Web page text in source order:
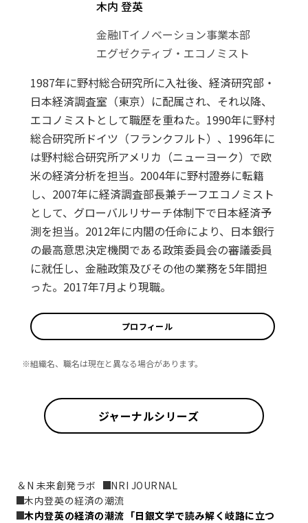
木内 登英
金融ITイノベーション事業本部
エグゼクティブ・エコノミスト
1987年に野村総合研究所に入社後、経済研究部・
日本経済調査室（東京）に配属され、それ以降、
エコノミストとして職歴を重ねた。1990年に野村
総合研究所ドイツ（フランクフルト）、1996年に
は野村総合研究所アメリカ（ニューヨーク）で欧
米の経済分析を担当。2004年に野村證券に転籍
し、2007年に経済調査部長兼チーフエコノミスト
として、グローバルリサーチ体制下で日本経済予
測を担当。2012年に内閣の任命により、日本銀行
の最高意思決定機関である政策委員会の審議委員
に就任し、金融政策及びその他の業務を5年間担
った。2017年7月より現職。
プロフィール
※組織名、職名は現在と異なる場合があります。
ジャーナルシリーズ
＆N 未来創発ラボ
NRI JOURNAL
木内登英の経済の潮流
木内登英の経済の潮流――「日銀文学で読み解く岐路に立つ